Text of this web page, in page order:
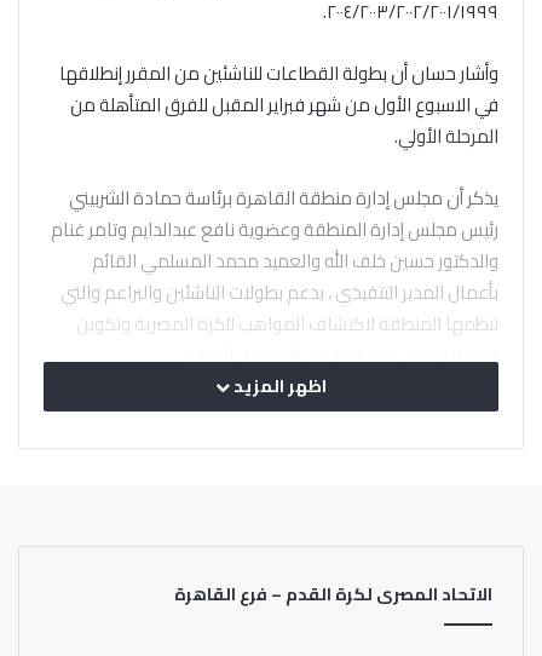
٢٠٠٤/٢٠٠٣/٢٠٠٢/٢٠٠١/١٩٩٩.
وأشار حسان أن بطولة القطاعات للناشئين من المقرر إنطلاقها
في الاسبوع الأول من شهر فبراير المقبل للفرق المتأهلة من
المرحلة الأولي.
يذكر أن مجلس إدارة منطقة القاهرة برئاسة حمادة الشربيني
رئيس مجلس إدارة المنطقة وعضوية نافع عبدالدايم وتامر غنام
والدكتور حسين خلف الله والعميد محمد المسلمي القائم
بأعمال المدير التنفيذي ، يدعم بطولات الناشئين والبراعم والتي
تنظمها المنطقة لاكتشاف المواهب للكرة المصرية وتكوين
منتخبات تحمل علم مصر في المحافل الدولية.
اظهر المزيد
الاتحاد المصرى لكرة القدم – فرع القاهرة